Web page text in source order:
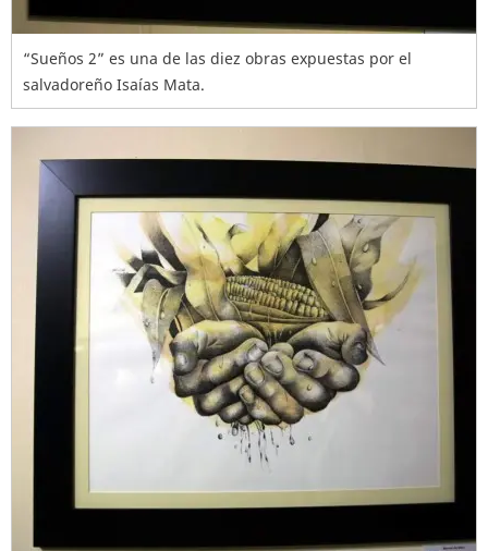
“Sueños 2” es una de las diez obras expuestas por el
salvadoreño Isaías Mata.